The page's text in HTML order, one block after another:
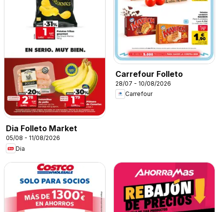
Dia Folleto Market
05/08 - 11/08/2026
Dia
Carrefour Folleto
28/07 - 10/08/2026
Carrefour